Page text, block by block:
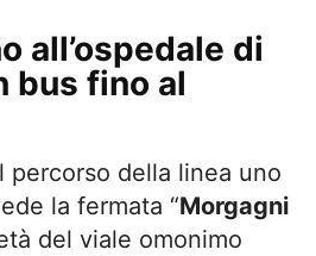
all’ospedale di
bus fino al
percorso della linea uno
la fermata “Morgagni
del viale omonimo